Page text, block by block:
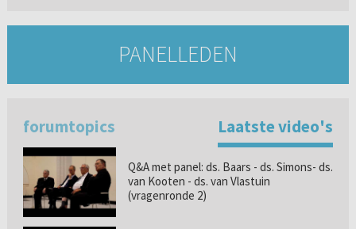
PANELLEDEN
forumtopics Laatste video's
Q&A met panel: ds. Baars - ds. Simons- ds.
van Kooten - ds. van Vlastuin
(vragenronde 2)